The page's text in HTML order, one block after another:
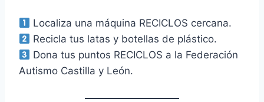
Localiza una máquina RECICLOS cercana.
Recicla tus latas y botellas de plástico.
Dona tus puntos RECICLOS a la Federación
Autismo Castilla y León.